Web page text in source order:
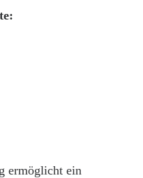
ermöglicht ein